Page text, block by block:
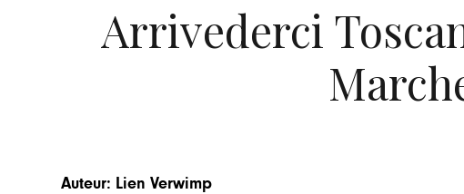
Arrivederci
Auteur: Lien Verwimp